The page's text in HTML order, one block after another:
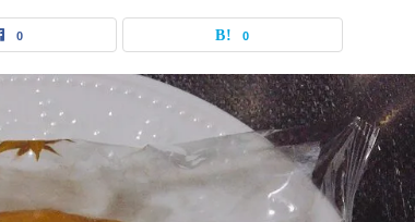
0 0